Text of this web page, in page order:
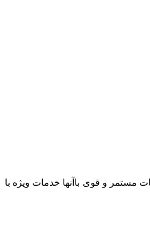
مستمر و قوی باآنها خدمات ویژه با